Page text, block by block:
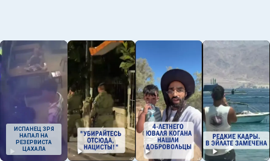
ИСПАНЕЦ ЗРЯ
НАПАЛ НА
РЕЗЕРВИСТА
ЦАХАЛА